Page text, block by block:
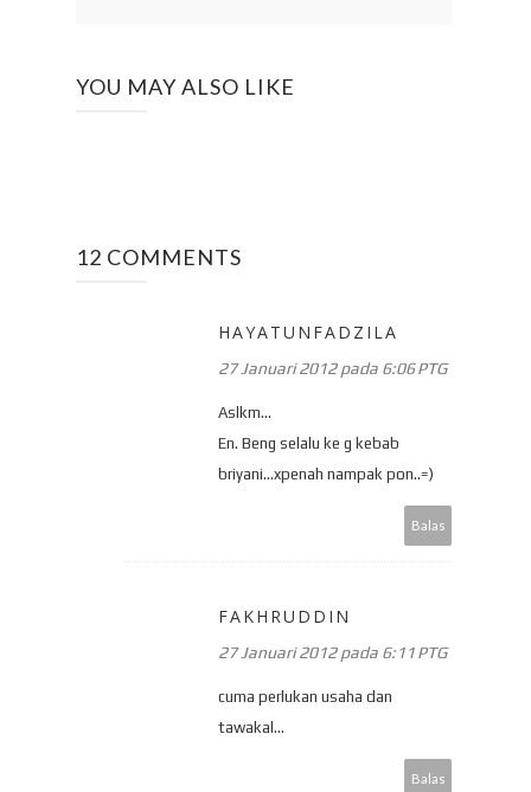
YOU MAY ALSO LIKE
12 COMMENTS
HAYATUNFADZILA
27 Januari 2012 pada 6:06 PTG
Aslkm...
En. Beng selalu ke g kebab
briyani...xpenah nampak pon..=)
Balas
FAKHRUDDIN
27 Januari 2012 pada 6:11 PTG
cuma perlukan usaha dan
tawakal...
Balas